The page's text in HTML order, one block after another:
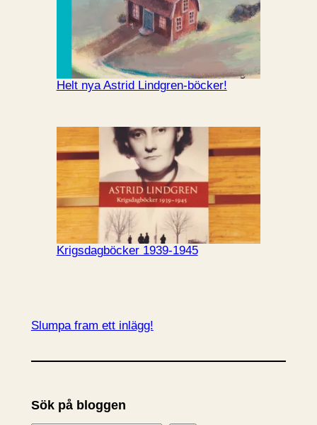
Helt nya Astrid Lindgren-böcker!
Krigsdagböcker 1939-1945
Slumpa fram ett inlägg!
Sök på bloggen